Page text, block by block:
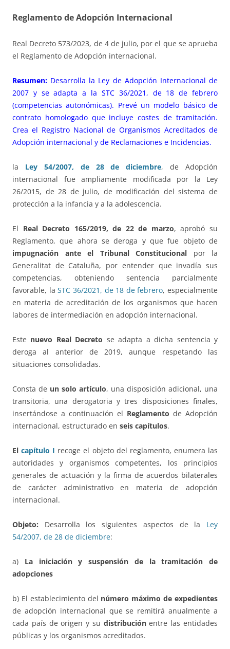
Reglamento de Adopción Internacional
Real Decreto 573/2023, de 4 de julio, por el que se aprueba
el Reglamento de Adopción internacional.
Resumen: Desarrolla la Ley de Adopción Internacional de
2007 y se adapta a la STC 36/2021, de 18 de febrero
(competencias autonómicas). Prevé un modelo básico de
contrato homologado que incluye costes de tramitación.
Crea el Registro Nacional de Organismos Acreditados de
Adopción internacional y de Reclamaciones e Incidencias.
la Ley 54/2007, de 28 de diciembre, de Adopción
internacional fue ampliamente modificada por la Ley
26/2015, de 28 de julio, de modificación del sistema de
protección a la infancia y a la adolescencia.
El Real Decreto 165/2019, de 22 de marzo, aprobó su
Reglamento, que ahora se deroga y que fue objeto de
impugnación ante el Tribunal Constitucional por la
Generalitat de Cataluña, por entender que invadía sus
competencias, obteniendo sentencia parcialmente
favorable, laSTC 36/2021, de 18 de febrero, especialmente
en materia de acreditación de los organismos que hacen
labores de intermediación en adopción internacional.
Este nuevo Real Decreto se adapta a dicha sentencia y
deroga al anterior de 2019, aunque respetando las
situaciones consolidadas.
Consta de un solo artículo, una disposición adicional, una
transitoria, una derogatoria y tres disposiciones finales,
insertándose a continuación el Reglamento de Adopción
internacional, estructurado en seis capítulos.
Elcapítulo I recoge el objeto del reglamento, enumera las
autoridades y organismos competentes, los principios
generales de actuación y la firma de acuerdos bilaterales
de carácter administrativo en materia de adopción
internacional.
Objeto: Desarrolla los siguientes aspectos de la Ley
54/2007, de 28 de diciembre:
a) La iniciación y suspensión de la
tramitación de
adopciones
b) El establecimiento del número máximo de expedientes
de adopción internacional que se remitirá anualmente a
cada país de origen y su distribuciónentre las entidades
públicas y los organismos acreditados.